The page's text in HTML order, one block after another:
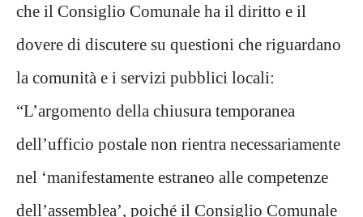
che il Consiglio Comunale ha il diritto e il
dovere di discutere su questioni che riguardano
la comunità e i servizi pubblici locali:
“L’argomento della chiusura temporanea
dell’ufficio postale non rientra necessariamente
nel ‘manifestamente estraneo alle competenze
dell’assemblea’, poiché il Consiglio Comunale